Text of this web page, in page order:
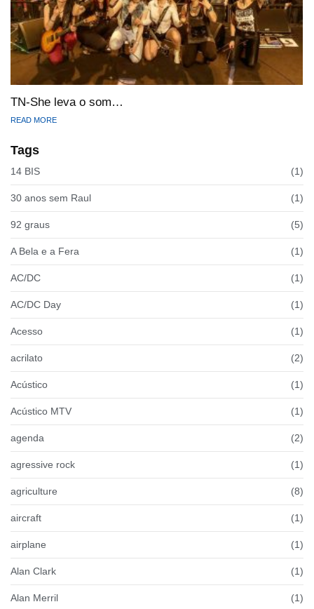
TN-She leva o som…
READ MORE
Tags
14 BIS (1)
30 anos sem Raul (1)
92 graus (5)
A Bela e a Fera (1)
AC/DC (1)
AC/DC Day (1)
Acesso (1)
acrilato (2)
Acústico (1)
Acústico MTV (1)
agenda (2)
agressive rock (1)
agriculture (8)
aircraft (1)
airplane (1)
Alan Clark (1)
Alan Merril (1)